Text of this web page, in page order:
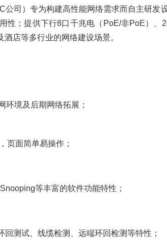
公司）专为构建高性能网络需求而自主研发
；提供下行8口千兆电（PoE/非PoE）、
店等多行业的网络建设场景。
环境及后期网络拓展；
页面简单易操作；
等丰富的软件功能特性；
测试、线缆检测、远端环回检测等特性；